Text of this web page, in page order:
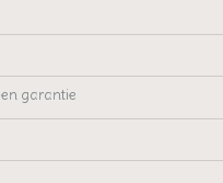
garantie